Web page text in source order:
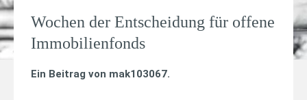
Wochen der Entscheidung für offene
Immobilienfonds
Ein Beitrag von mak103067.